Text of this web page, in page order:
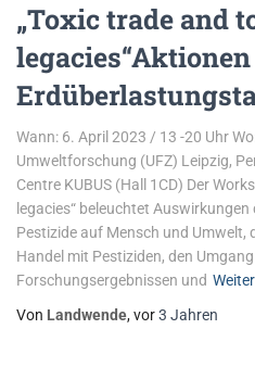
„Toxic trade and
Wann: 6. April 2023 / 13 -20 Uhr
Umweltforschung (UFZ) Leipzig,
Centre KUBUS (Hall 1CD) Der
legacies“ beleuchtet
Pestizide auf Mensch und
Handel mit Pestiziden, den
Forschungsergebnissen und
Von Landwende, vor3 Jahren